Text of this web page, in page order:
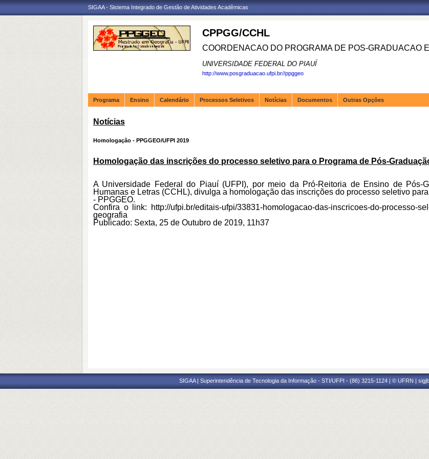
SIGAA - Sistema Integrado de Gestão de Atividades Acadêmicas
CPPGG/CCHL
COORDENACAO DO PROGRAMA DE POS-GRADUACAO
UNIVERSIDADE FEDERAL DO PIAUÍ
http://www.posgraduacao.ufpi.br//ppggeo
Programa Ensino Calendário Processos Seletivos Notícias Documentos Outras Opções
Notícias
Homologação - PPGGEO/UFPI 2019
Homologação das inscrições do processo seletivo para o Programa de Pós-
A Universidade Federal do Piauí (UFPI), por meio da Pró-Reitoria de Ensino de Pós-
Humanas e Letras (CCHL), divulga a homologação das inscrições do processo seletivo
- PPGGEO.
Confira o link:
http://ufpi.br/editais-ufpi/33831-homologacao-das-inscricoes-do-processo-
geografia
Publicado: Sexta, 25 de Outubro de 2019, 11h37
SIGAA | Superintendência de Tecnologia da Informação - STI/UFPI - (86) 3215-1124 | © UFRN |